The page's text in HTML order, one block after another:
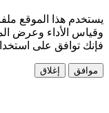
يستخدم هذا الموقع
وقياس الأداء وعرض
فإنك توافق على
موافق إغلاق